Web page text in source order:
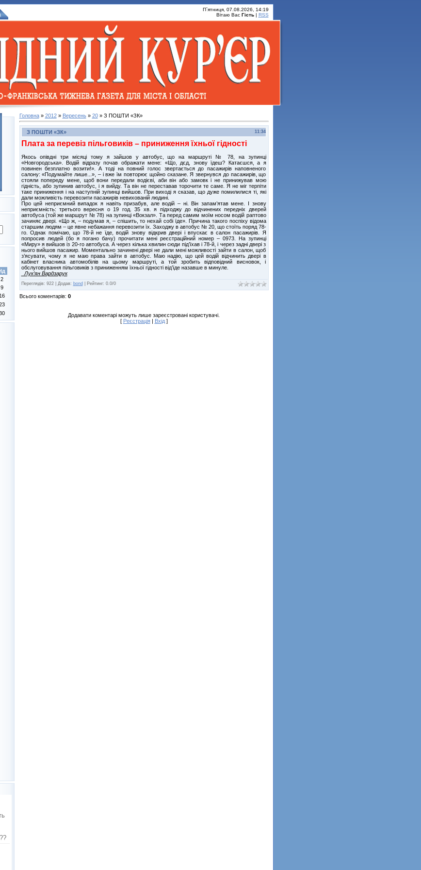
П`ятниця, 07.08.2026, 14:19
Вітаю Вас Гість| RSS
2
9
16
Головна» 2012 » Вересень » 20» З ПОШТИ «ЗК»
11:34
З ПОШТИ «ЗК»
Плата за перевіз пільговиків – приниження їхньої гідності
Якось опівдні три місяці тому я зайшов у автобус, що на маршруті № 78, на зупинці
«Новгородська». Водій відразу почав ображати мене: «Що, дєд, знову їдеш? Катаєшся, а я
повинен безплатно возити!». А тоді на повний голос звертається до пасажирів наповненого
салону: «Подумайте лише...», – і вже їм повторює щойно сказане. Я звернувся до пасажирів, що
стояли попереду мене, щоб вони передали водієві, аби він або замовк і не принижував мою
гідність, або зупинив автобус, і я вийду. Та він не переставав торочити те саме. Я не міг терпіти
таке приниження і на наступній зупинці вийшов. При виході я сказав, що дуже помилилися ті, які
дали можливість перевозити пасажирів невихованій людині.
Про цей неприємний випадок я навіть призабув, але водій – ні. Він запам’ятав мене. І знову
неприємність: третього вересня о 19 год. 35 хв. я підходжу до відчинених передніх дверей
автобуса (той же маршрут № 78) на зупинці «Вокзал». Та перед самим моїм носом водій раптово
зачиняє двері. «Що ж, – подумав я, – спішить, то нехай собі їде». Причина такого поспіху відома
старшим людям – це явне небажання перевозити їх. Заходжу в автобус № 20, що стоїть поряд 78-
го. Однак помічаю, що 78-й не їде, водій знову відкрив двері і впускає в салон пасажирів. Я
попросив людей (бо я погано бачу) прочитати мені реєстраційний номер – 0973. На зупинці
«Миру» я вийшов із 20-го автобуса. А через кілька хвилин сюди під’їхав і 78-й, і через задні двері з
нього вийшов пасажир. Моментально зачинені двері не дали мені можливості зайти в салон, щоб
з’ясувати, чому я не маю права зайти в автобус. Маю надію, що цей водій відчинить двері в
кабінет власника автомобілів на цьому маршруті, а той зробить відповідний висновок, і
обслуговування пільговиків з приниженням їхньої гідності від’їде назавше в минуле.
Лук’ян Вардзарук
Переглядів: 922| Додав: bond Рейтинг: 0.0/0
Всього коментарів: 0
Додавати коментарі можуть лише зареєстровані користувачі.
[ Реєстрація| Вхід]